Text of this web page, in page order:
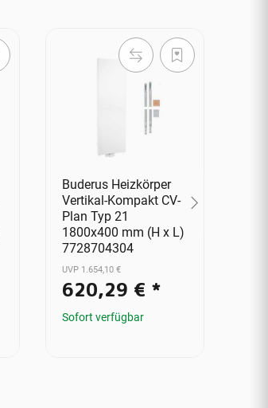
Buderus Heizkörper
Vertikal-Kompakt CV-
Plan Typ 21
1800x400 mm (H x L)
7728704304
UVP 1.654,10 €
620,29 € *
Sofort verfügbar